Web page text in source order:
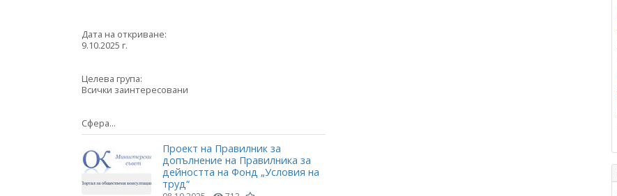
Дата на откриване:
9.10.2025 г.
Целева група:
Всички заинтересовани
Сфера...
Проект на Правилник за
допълнение на Правилника за
дейността на Фонд „Условия на
труд“